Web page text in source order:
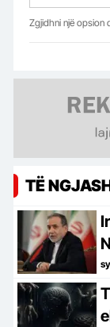
Zgjidhni një opsion
TË